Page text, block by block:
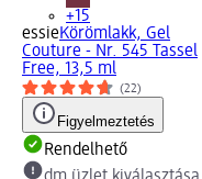
+15
essieKörömlakk, Gel
Couture - Nr. 545 Tassel
Free, 13,5 ml
(22)
Figyelmeztetés
Rendelhető